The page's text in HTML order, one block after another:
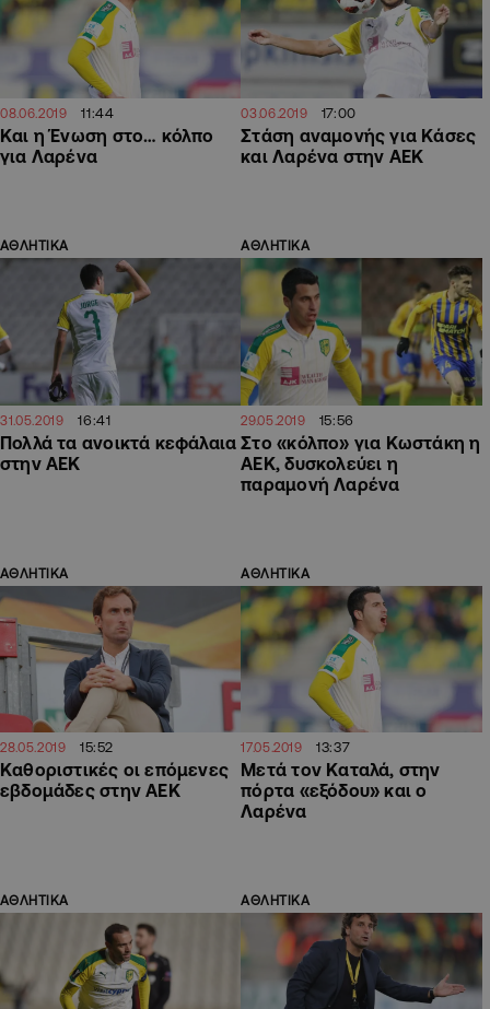
08.06.2019 11:44
Και η Ένωση στο… κόλπο
για Λαρένα
03.06.2019 17:00
Στάση αναμονής για Κάσες
και Λαρένα στην ΑΕΚ
ΑΘΛΗΤΙΚΑ
31.05.2019 16:41
Πολλά τα ανοικτά κεφάλαια
στην ΑΕΚ
ΑΘΛΗΤΙΚΑ
29.05.2019 15:56
Στο «κόλπο» για Κωστάκη η
ΑΕΚ, δυσκολεύει η
παραμονή Λαρένα
ΑΘΛΗΤΙΚΑ
28.05.2019 15:52
Καθοριστικές οι επόμενες
εβδομάδες στην ΑΕΚ
ΑΘΛΗΤΙΚΑ
17.05.2019 13:37
Μετά τον Καταλά, στην
πόρτα «εξόδου» και ο
Λαρένα
ΑΘΛΗΤΙΚΑ ΑΘΛΗΤΙΚΑ